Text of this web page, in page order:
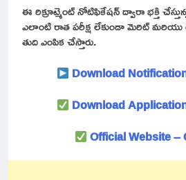
ఈ రిక్రూట్మెంట్ నోటిఫికేషన్ ద్వారా భక్తి
ఎలాంటి రాత పరీక్ష లేకుండా మెరిట్
తుది ఎంపిక చేస్తారు.
Download
Download
Official Website –